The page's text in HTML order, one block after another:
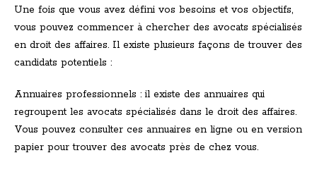
Une fois que vous avez défini vos besoins et vos objectifs,
vous pouvez commencer à chercher des avocats spécialisés
en droit des affaires. Il existe plusieurs façons de trouver des
candidats potentiels :
Annuaires professionnels : il existe des annuaires qui
regroupent les avocats spécialisés dans le droit des affaires.
Vous pouvez consulter ces annuaires en ligne ou en version
papier pour trouver des avocats près de chez vous.